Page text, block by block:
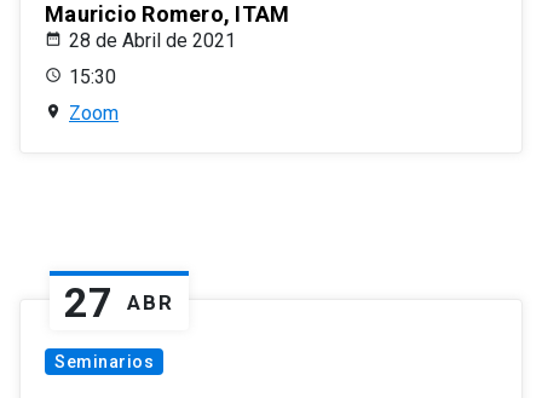
Mauricio Romero, ITAM
28 de Abril de 2021
15:30
Zoom
27 ABR
Seminarios